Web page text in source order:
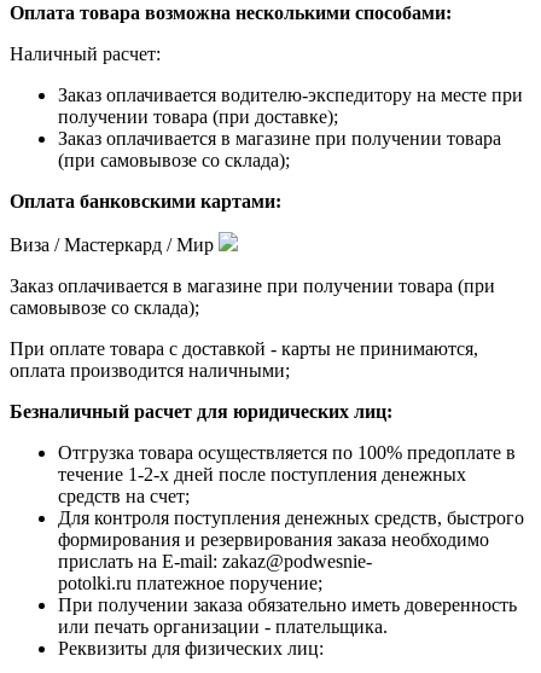
Оплата товара возможна несколькими способами:
Наличный расчет:
Заказ оплачивается водителю-экспедитору на месте при
получении товара (при доставке);
Заказ оплачивается в магазине при получении товара
(при самовывозе со склада);
Оплата банковскими картами:
Виза / Мастеркард / Мир
Заказ оплачивается в магазине при получении товара (при
самовывозе со склада);
При оплате товара с доставкой - карты не принимаются,
оплата производится наличными;
Безналичный расчет для юридических лиц:
Отгрузка товара осуществляется по 100% предоплате в
течение 1-2-х дней после поступления денежных
средств на счет;
Для контроля поступления денежных средств, быстрого
формирования и резервирования заказа необходимо
прислать на E-mail: zakaz@podwesnie-
potolki.ru платежное поручение;
При получении заказа обязательно иметь доверенность
или печать организации - плательщика.
Реквизиты для физических лиц: